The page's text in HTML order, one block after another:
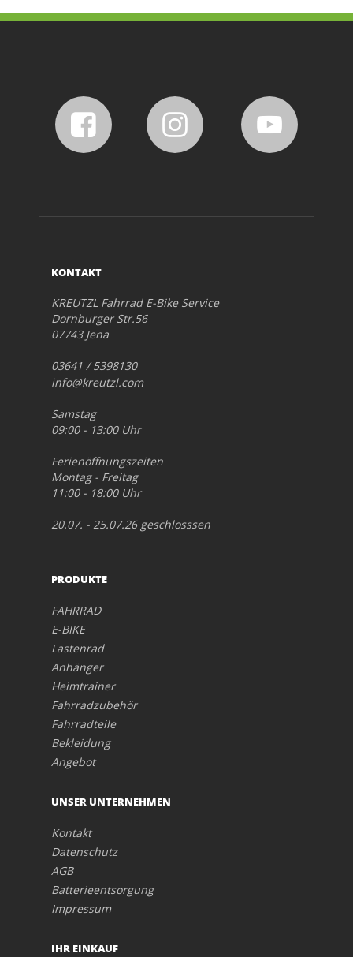
KONTAKT
KREUTZL Fahrrad E-Bike Service
Dornburger Str.56
07743 Jena
03641 / 5398130
info@kreutzl.com
Samstag
09:00 - 13:00 Uhr
Ferienöffnungszeiten
Montag - Freitag
11:00 - 18:00 Uhr
20.07. - 25.07.26 geschlosssen
PRODUKTE
FAHRRAD
E-BIKE
Lastenrad
Anhänger
Heimtrainer
Fahrradzubehör
Fahrradteile
Bekleidung
Angebot
UNSER UNTERNEHMEN
Kontakt
Datenschutz
AGB
Batterieentsorgung
Impressum
IHR EINKAUF